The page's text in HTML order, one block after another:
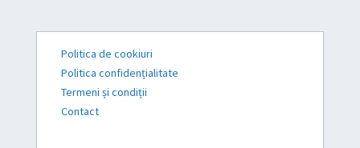
Politica de cookiuri
Politica confidențialitate
Termeni și condiții
Contact